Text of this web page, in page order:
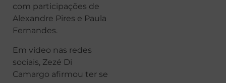
com participações de
Alexandre Pires e Paula
Fernandes.
Em vídeo nas redes
sociais, Zezé Di
Camargo afirmou ter se